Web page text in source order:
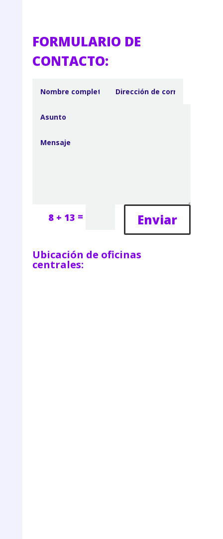
FORMULARIO DE
CONTACTO:
8 + 13 = Enviar
Ubicación de oficinas
centrales: